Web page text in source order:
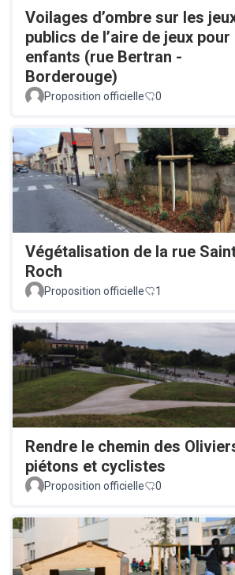
Voilages d’ombre sur les
publics de l’aire de jeux pour
enfants (rue Bertran -
Borderouge)
Proposition officielle 0
Végétalisation de la rue
Roch
Proposition officielle 1
Rendre le chemin des
piétons et cyclistes
Proposition officielle 0